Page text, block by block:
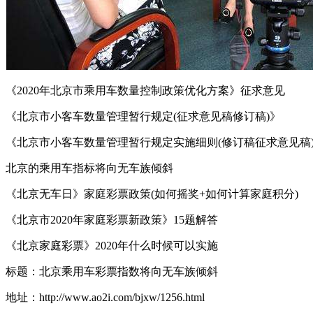
《2020年北京市乘用车数量控制政策优化方案》征求意见
《北京市小客车数量管理暂行规定(征求意见稿修订稿)》
《北京市小客车数量管理暂行规定实施细则(修订稿征求意见
北京的乘用车指标将向无车族倾斜
《北京无车日》家庭彩票政策(如何摇奖+如何计算家庭积分)
《北京市2020年家庭彩票新政策》15题解答
《北京家庭彩票》2020年什么时候可以实施
标题：北京乘用车彩票指数将向无车族倾斜
地址：http://www.ao2i.com/bjxw/1256.html